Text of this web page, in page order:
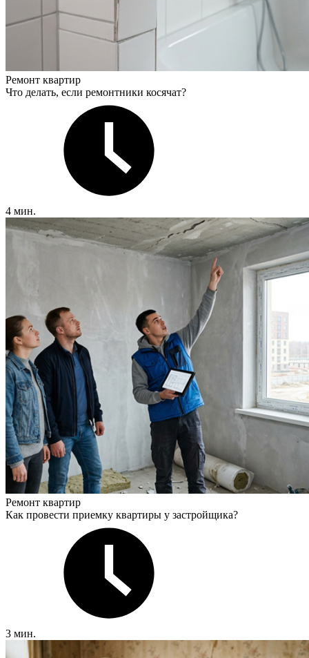
Ремонт квартир
Что делать, если ремонтники косячат?
4 мин.
Ремонт квартир
Как провести приемку квартиры у застройщика?
3 мин.